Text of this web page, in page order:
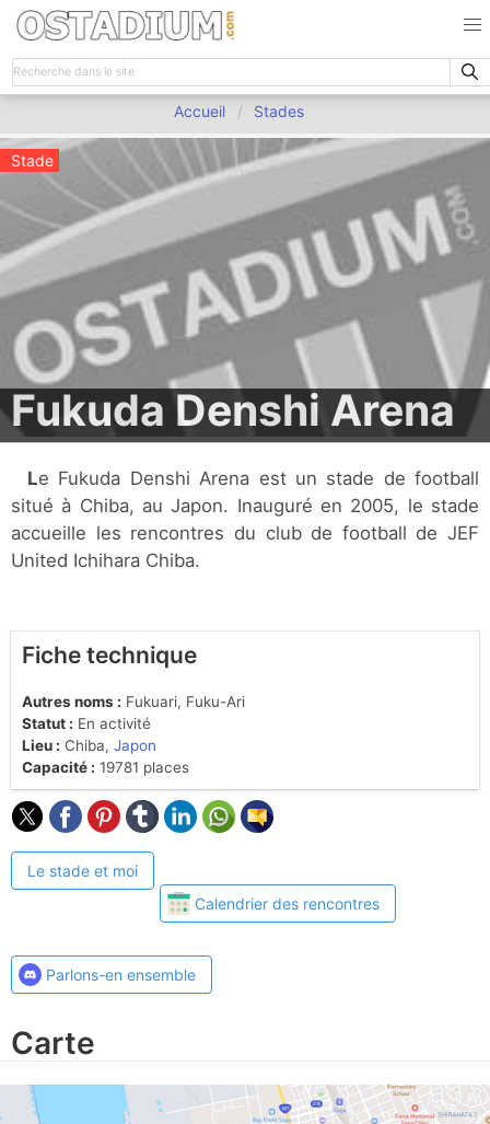
Accueil Stades
Stade
Fukuda Denshi Arena
Le Fukuda Denshi Arena est un stade de football
situé à Chiba, au Japon. Inauguré en 2005, le stade
accueille les rencontres du club de football de JEF
United Ichihara Chiba.
Fiche technique
Autres noms : Fukuari, Fuku-Ari
Statut : En activité
Lieu : Chiba, Japon
Capacité : 19781 places
Le stade et moi
Calendrier des rencontres
Parlons-en ensemble
Carte